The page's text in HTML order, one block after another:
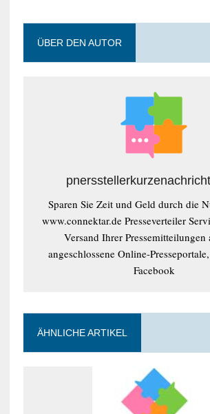
ÜBER DEN AUTOR
Sparen Sie Zeit und Geld durch die
www.connektar.de Presseverteiler
Versand Ihrer Pressemitteilungen
angeschlossene Online-
Facebook
ÄHNLICHE ARTIKEL